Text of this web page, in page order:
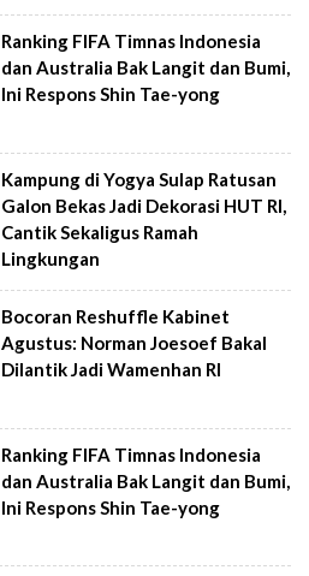
Ranking FIFA Timnas Indonesia
dan Australia Bak Langit dan Bumi,
Ini Respons Shin Tae-yong
Kampung di Yogya Sulap Ratusan
Galon Bekas Jadi Dekorasi HUT RI,
Cantik Sekaligus Ramah
Lingkungan
Bocoran Reshuffle Kabinet
Agustus: Norman Joesoef Bakal
Dilantik Jadi Wamenhan RI
Ranking FIFA Timnas Indonesia
dan Australia Bak Langit dan Bumi,
Ini Respons Shin Tae-yong